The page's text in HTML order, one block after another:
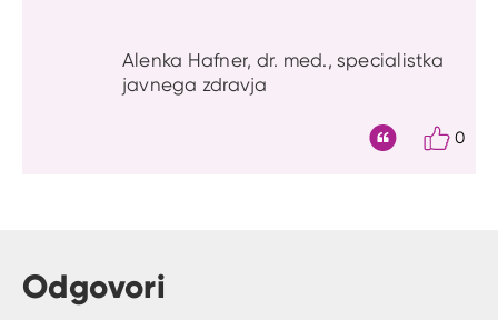
Alenka Hafner, dr. med., specialistka
javnega zdravja
0
Odgovori